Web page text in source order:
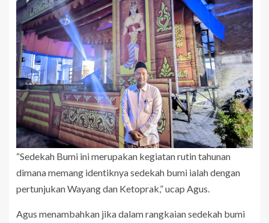
“Sedekah Bumi ini merupakan kegiatan rutin tahunan
dimana memang identiknya sedekah bumi ialah dengan
pertunjukan Wayang dan Ketoprak,” ucap Agus.
Agus menambahkan jika dalam rangkaian sedekah bumi